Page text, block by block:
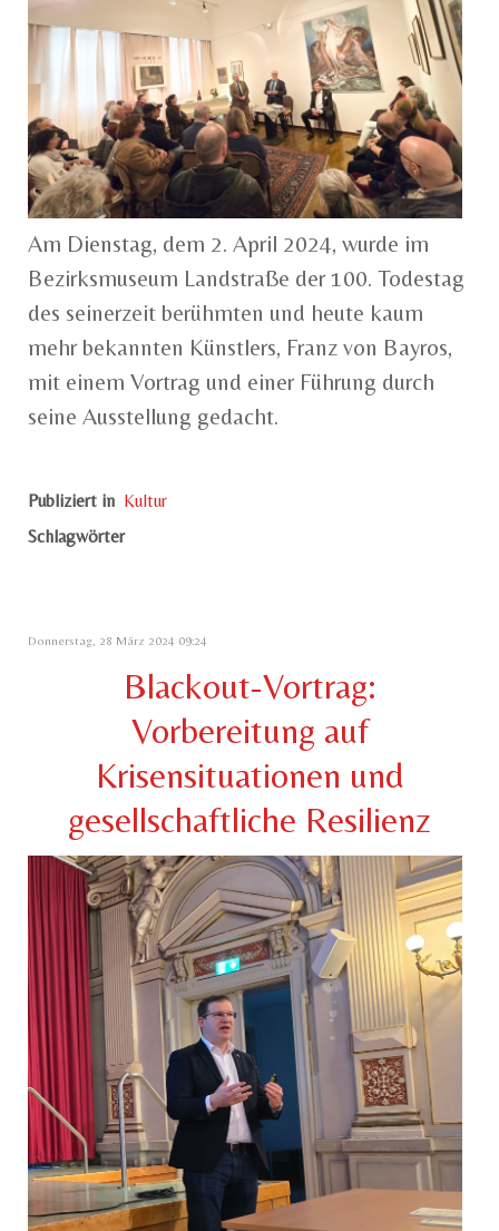
Am Dienstag, dem 2. April 2024, wurde im
Bezirksmuseum Landstraße der 100. Todestag
des seinerzeit berühmten und heute kaum
mehr bekannten Künstlers, Franz von Bayros,
mit einem Vortrag und einer Führung durch
seine Ausstellung gedacht.
Publiziert in Kultur
Schlagwörter
Donnerstag, 28 März 2024 09:24
Blackout-Vortrag:
Vorbereitung auf
Krisensituationen und
gesellschaftliche Resilienz